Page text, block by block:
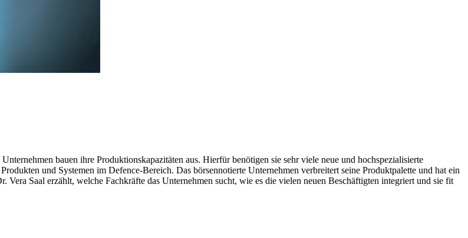
bauen ihre Produktionskapazitäten aus. Hierfür benötigen sie sehr viele neue und hochspezialisierte
und Systemen im Defence-Bereich. Das börsennotierte Unternehmen verbreitert seine Produktpalette und hat ein
Saal erzählt, welche Fachkräfte das Unternehmen sucht, wie es die vielen neuen Beschäftigten integriert und sie fit